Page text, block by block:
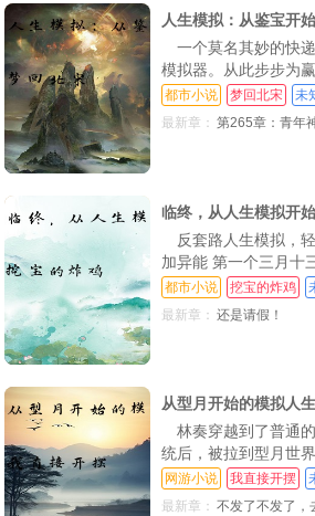
了 三十二
人生模拟：从鉴宝开始
一个莫名其妙的快
模拟器。从此步步为
局，捍卫华夏国宝。
都市小说 梦回北宋
未
最新章： 第265章：青年
临终，从人生模拟开始
反套路人生模拟，
加异能 第一个三月十
高三，好像被困住了
+1 还是我，李度，依
都市小说 挖宝的炸鸡
最新章： 还是请假！
从型月开始的模拟人生
林奏穿越到了普通
统后，被拉到型月世
以后必须去拯救世界
尖从者“曹，走！小艾
网游小说 我直接开摆
最新章： 不发了不发了，